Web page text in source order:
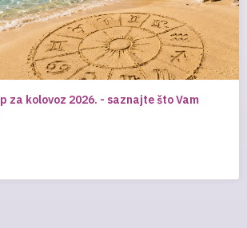
za kolovoz 2026. - saznajte što Vam